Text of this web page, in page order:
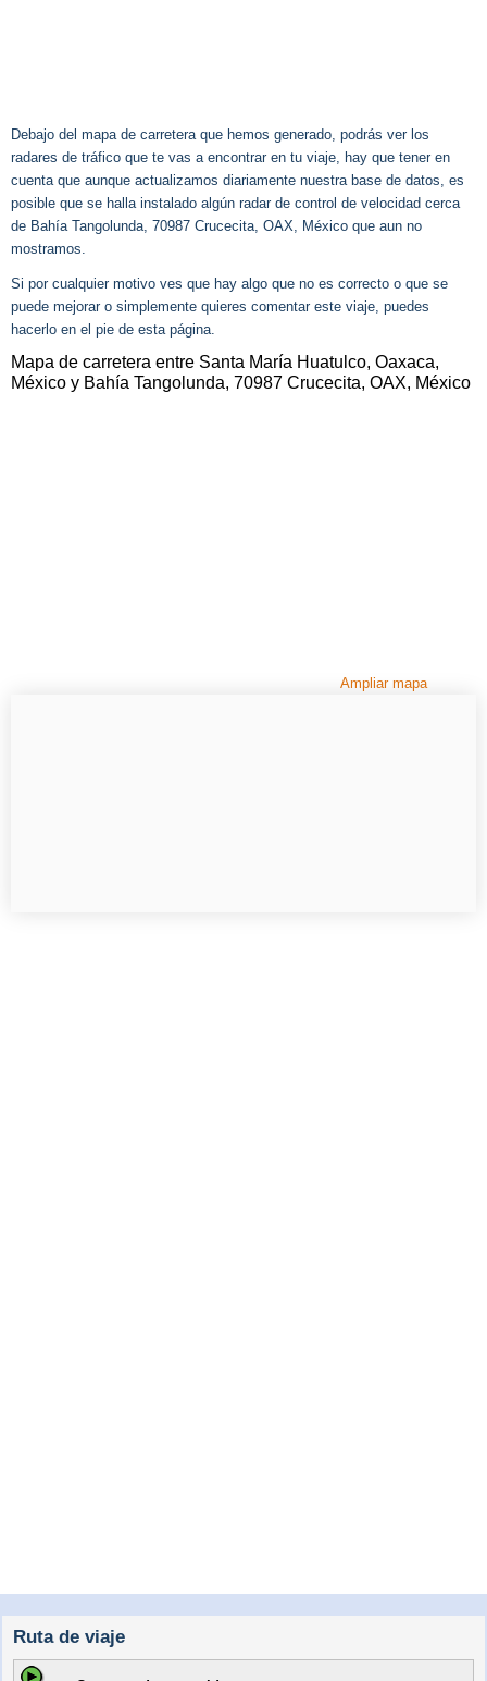
Debajo del mapa de carretera que hemos generado, podrás ver los
radares de tráfico que te vas a encontrar en tu viaje, hay que tener en
cuenta que aunque actualizamos diariamente nuestra base de datos, es
posible que se halla instalado algún radar de control de velocidad cerca
de Bahía Tangolunda, 70987 Crucecita, OAX, México que aun no
mostramos.
Si por cualquier motivo ves que hay algo que no es correcto o que se
puede mejorar o simplemente quieres comentar este viaje, puedes
hacerlo en el pie de esta página.
Mapa de carretera entre Santa María Huatulco, Oaxaca,
México y Bahía Tangolunda, 70987 Crucecita, OAX, México
Ampliar mapa
Ruta de viaje